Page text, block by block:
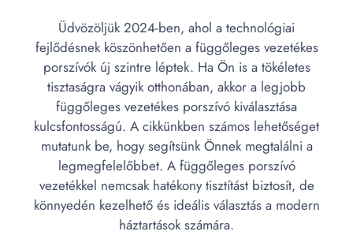
Üdvözöljük 2024-ben, ahol a technológiai
fejlődésnek köszönhetően a függőleges vezetékes
porszívók új szintre léptek. Ha Ön is a tökéletes
tisztaságra vágyik otthonában, akkor a legjobb
függőleges vezetékes porszívó kiválasztása
kulcsfontosságú. A cikkünkben számos lehetőséget
mutatunk be, hogy segítsünk Önnek megtalálni a
legmegfelelőbbet. A függőleges porszívó
vezetékkel nemcsak hatékony tisztítást biztosít, de
könnyedén kezelhető és ideális választás a modern
háztartások számára.